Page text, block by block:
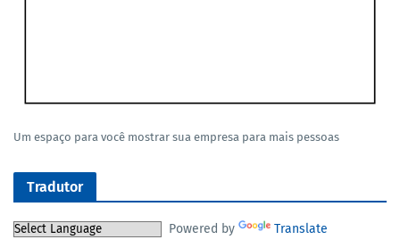
Um espaço para você mostrar sua empresa para mais pessoas
Tradutor
Powered by Translate